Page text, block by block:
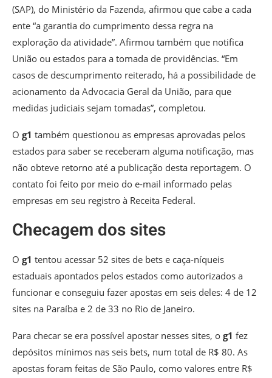
(SAP), do Ministério da Fazenda, afirmou que cabe a cada
ente “a garantia do cumprimento dessa regra na
exploração da atividade”. Afirmou também que notifica
União ou estados para a tomada de providências. “Em
casos de descumprimento reiterado, há a possibilidade de
acionamento da Advocacia Geral da União, para que
medidas judiciais sejam tomadas”, completou.
O g1 também questionou as empresas aprovadas pelos
estados para saber se receberam alguma notificação, mas
não obteve retorno até a publicação desta reportagem. O
contato foi feito por meio do e-mail informado pelas
empresas em seu registro à Receita Federal.
Checagem dos sites
O g1 tentou acessar 52 sites de bets e caça-níqueis
estaduais apontados pelos estados como autorizados a
funcionar e conseguiu fazer apostas em seis deles: 4 de 12
sites na Paraíba e 2 de 33 no Rio de Janeiro.
Para checar se era possível apostar nesses sites, o g1 fez
depósitos mínimos nas seis bets, num total de R$ 80. As
apostas foram feitas de São Paulo, como valores entre R$